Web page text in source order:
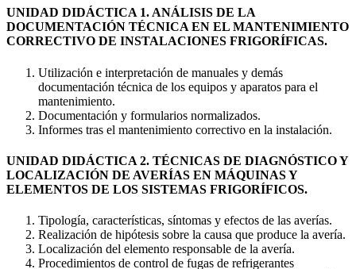
UNIDAD DIDÁCTICA 1. ANÁLISIS DE LA
DOCUMENTACIÓN TÉCNICA EN EL MANTENIMIENTO
CORRECTIVO DE INSTALACIONES FRIGORÍFICAS.
Utilización e interpretación de manuales y demás
documentación técnica de los equipos y aparatos para el
mantenimiento.
Documentación y formularios normalizados.
Informes tras el mantenimiento correctivo en la instalación.
UNIDAD DIDÁCTICA 2. TÉCNICAS DE DIAGNÓSTICO Y
LOCALIZACIÓN DE AVERÍAS EN MÁQUINAS Y
ELEMENTOS DE LOS SISTEMAS FRIGORÍFICOS.
Tipología, características, síntomas y efectos de las averías.
Realización de hipótesis sobre la causa que produce la avería.
Localización del elemento responsable de la avería.
Procedimientos de control de fugas de refrigerantes